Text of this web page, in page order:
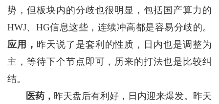
势，但板块内的分歧也很明显，包括国产算力的
HWJ、HG信息这些，连续冲高都是容易分歧的。
应用， 昨天说了是套利的性质，日内也是调整为
主，等待下个节点即可，历来的打法也是比较纠
结。
医药， 昨天盘后有利好，日内迎来爆发。昨天